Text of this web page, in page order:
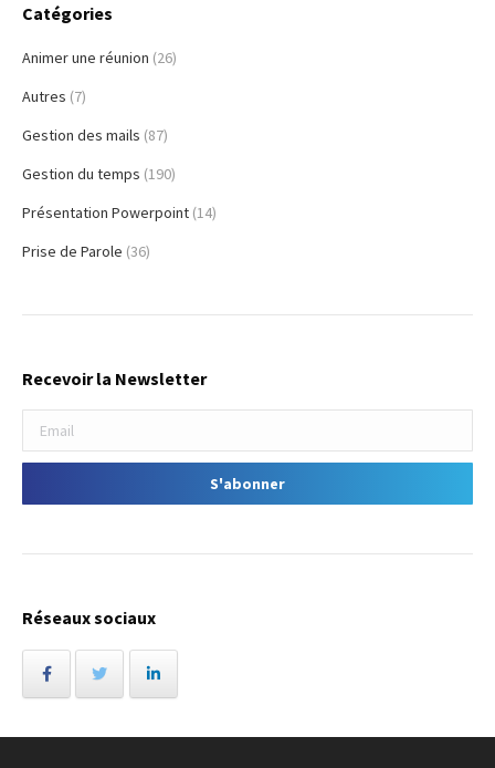
Catégories
Animer une réunion (26)
Autres (7)
Gestion des mails (87)
Gestion du temps (190)
Présentation Powerpoint (14)
Prise de Parole (36)
Recevoir la Newsletter
Réseaux sociaux